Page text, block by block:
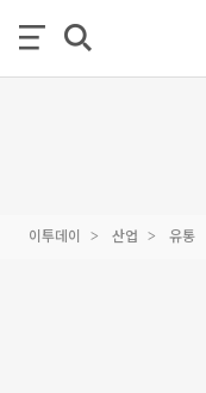
이투데이 산업 유통